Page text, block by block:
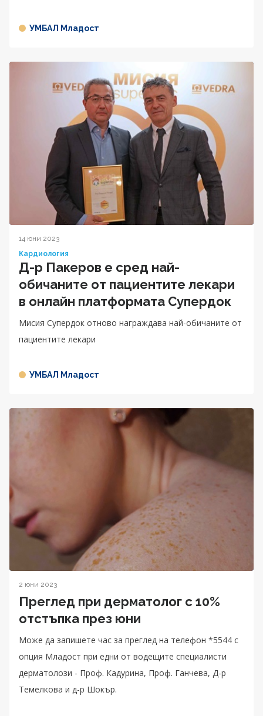
УМБАЛ Младост
14 юни 2023
Кардиология
Д-р Пакеров е сред най-
обичаните от пациентите лекари
в онлайн платформата Супердок
Мисия Супердок отново награждава най-обичаните от
пациентите лекари
УМБАЛ Младост
2 юни 2023
Преглед при дерматолог с 10%
отстъпка през юни
Може да запишете час за преглед на телефон *5544 с
опция Младост при едни от водещите специалисти
дерматолози - Проф. Кадурина, Проф. Ганчева, Д-р
Темелкова и д-р Шокър.